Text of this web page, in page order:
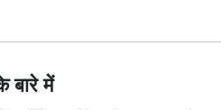
में